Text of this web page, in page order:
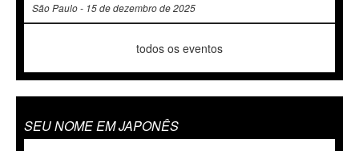
São Paulo - 15 de dezembro de 2025
todos os eventos
SEU NOME EM JAPONÊS